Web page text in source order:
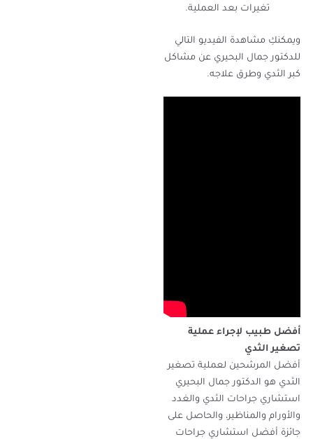
تغيرات بعد العملية.
ويمكنكِ مشاهدة الفيديو التالي
للدكتور جمال البحيري عن مشاكل
كبر الثدي وطرق علاجه.
أفضل طبيب لإجراء عملية
تصغير الثدي
أفضل المرشحين لعملية تصغير
الثدي هو الدكتور جمال البحيري
استشاري جراحات الثدي والغدد
والأورام والمناظير، والحاصل على
جائزة أفضل استشاري جراحات